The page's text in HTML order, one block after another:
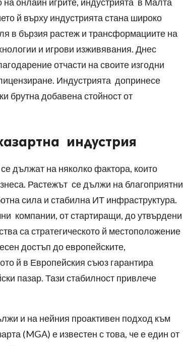
й върху индустрията стана широко
в бързия растеж и трансформациите на
и игрови изживявания. Днес
отчасти на своите изгодни
Индустрията допринесе
брутна добавена стойност от
индустрия
дължат на няколко фактора, които
Растежът се дължи на благоприятни
сила и стабилна ИТ инфраструктура.
компании, от стартиращи, до утвърдени
са стратегическото й местоположение
достъп до европейските,
й в Европейския съюз гарантира
пазар. Тази стабилност привлече
и на нейния проактивен подход към
(MGA) е известен с това, че е един от